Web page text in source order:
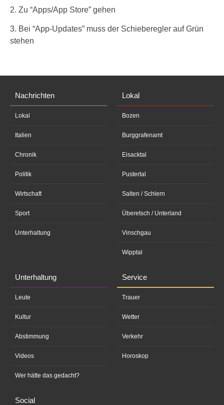
2. Zu “Apps/App Store” gehen
3. Bei “App-Updates” muss der Schieberegler auf Grün
stehen
Nachrichten
Lokal
Italien
Chronik
Politik
Wirtschaft
Sport
Unterhaltung
Lokal
Bozen
Burggrafenamt
Eisacktal
Pustertal
Salten / Schlern
Überetsch / Unterland
Vinschgau
Wipptal
Unterhaltung
Leute
Kultur
Abstimmung
Videos
Wer hätte das gedacht?
Service
Trauer
Wetter
Verkehr
Horoskop
Social